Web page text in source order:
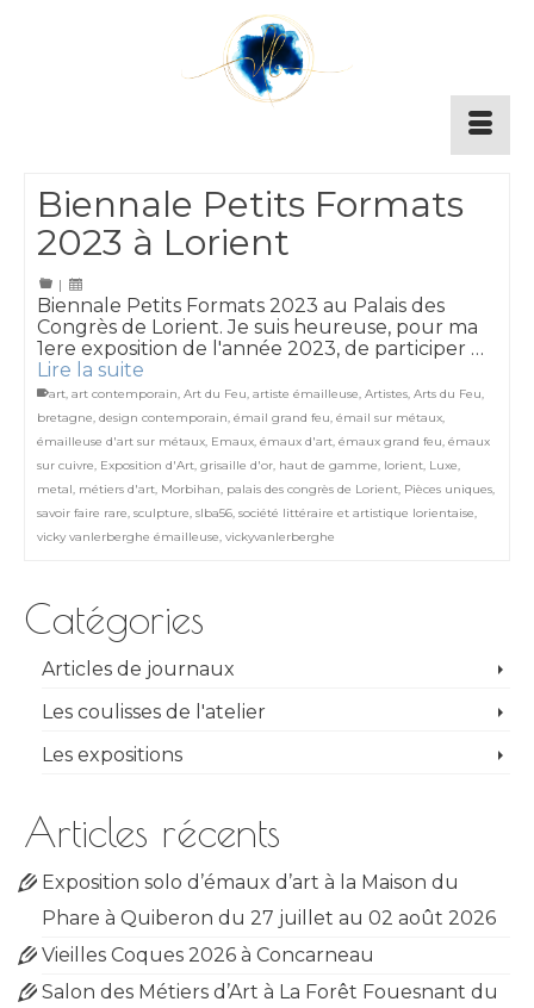
Biennale Petits Formats
2023 à Lorient
|
Biennale Petits Formats 2023 au Palais des
Congrès de Lorient. Je suis heureuse, pour ma
1ere exposition de l'année 2023, de participer …
Lire la suite
art, art contemporain, Art du Feu, artiste émailleuse, Artistes, Arts du Feu,
bretagne, design contemporain, émail grand feu, émail sur métaux,
émailleuse d'art sur métaux, Emaux, émaux d'art, émaux grand feu, émaux
sur cuivre, Exposition d'Art, grisaille d'or, haut de gamme, lorient, Luxe,
metal, métiers d'art, Morbihan, palais des congrès de Lorient, Pièces uniques,
savoir faire rare, sculpture, slba56, société littéraire et artistique lorientaise,
vicky vanlerberghe émailleuse, vickyvanlerberghe
Catégories
Articles de journaux
Les coulisses de l'atelier
Les expositions
Articles récents
Exposition solo d’émaux d’art à la Maison du
Phare à Quiberon du 27 juillet au 02 août 2026
Vieilles Coques 2026 à Concarneau
Salon des Métiers d’Art à La Forêt Fouesnant du